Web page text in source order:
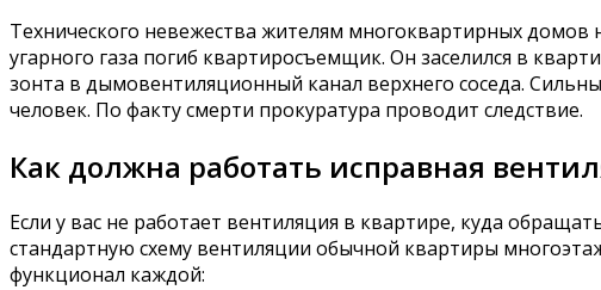
Технического невежества жителям многоквартирных домов
угарного газа погиб квартиросъемщик. Он заселился в
зонта в дымовентиляционный канал верхнего соседа.
человек. По факту смерти прокуратура проводит следствие.
Как должна работать исправная
Если у вас не работает вентиляция в квартире, куда
стандартную схему вентиляции обычной квартиры
функционал каждой: